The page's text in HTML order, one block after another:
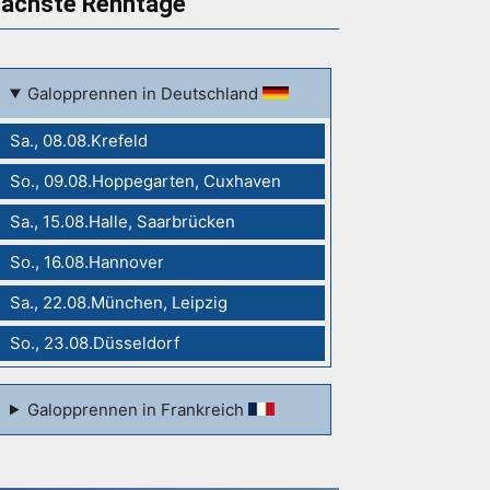
Galopprennen in Deutschland
Sa., 08.08.Krefeld
So., 09.08.Hoppegarten, Cuxhaven
Sa., 15.08.Halle, Saarbrücken
So., 16.08.Hannover
Sa., 22.08.München, Leipzig
So., 23.08.Düsseldorf
Galopprennen in Frankreich